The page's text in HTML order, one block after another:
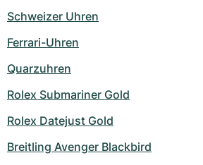
Schweizer Uhren
Ferrari-Uhren
Quarzuhren
Rolex Submariner Gold
Rolex Datejust Gold
Breitling Avenger Blackbird